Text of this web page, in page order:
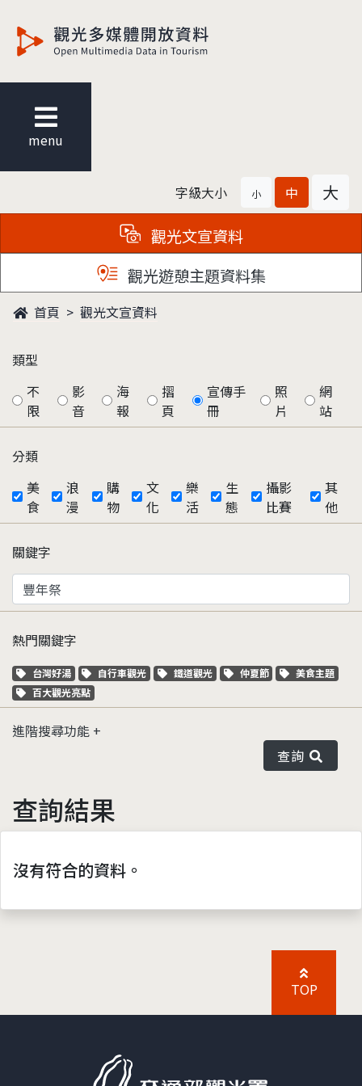
menu
字級大小 小 中 大
觀光文宣資料
觀光遊憩主題資料集
首頁 觀光文宣資料
類型
不
限
影
音
海
報
摺
頁
宣傳手
冊
照
片
網
站
分類
美
食
浪
漫
購
物
文
化
樂
活
生
態
攝影
比賽
其
他
關鍵字
熱門關鍵字
關鍵字標籤
台灣好湯 關鍵字標籤
自行車觀光 關鍵字標籤
鐵道觀光 關鍵字標籤
仲夏節 關鍵字標籤
美食主題
關鍵字標籤
百大觀光亮點
進階搜尋功能
查詢
查詢結果
沒有符合的資料。
TOP